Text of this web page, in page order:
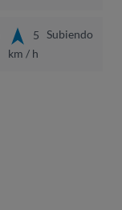
5
km / h
Subiendo